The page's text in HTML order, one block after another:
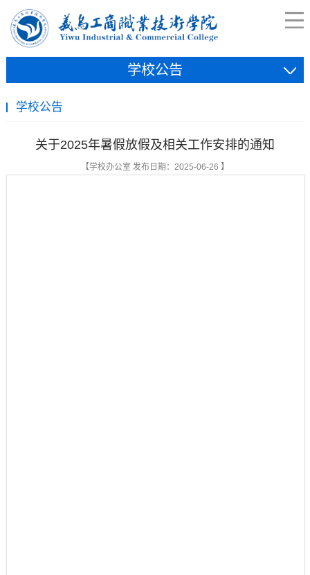
学校公告
学校公告
关于2025年暑假放假及相关工作安排的通知
【学校办公室 发布日期：2025-06-26 】